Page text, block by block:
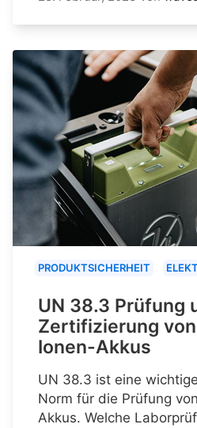
PRODUKTSICHERHEIT
UN 38.3 Prüfung
Zertifizierung
Ionen-Akkus
UN 38.3 ist eine
Norm für die Prüfung
Akkus. Welche